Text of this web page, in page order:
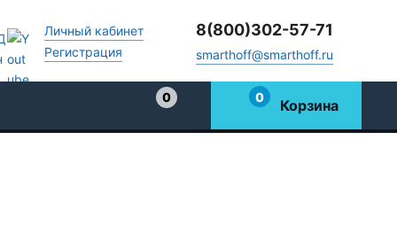
Личный кабинет
Регистрация
8(800)302-57-71
smarthoff@smarthoff.ru
0
0 Корзина